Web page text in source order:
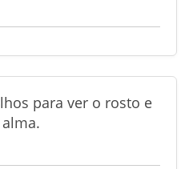
para ver o rosto e